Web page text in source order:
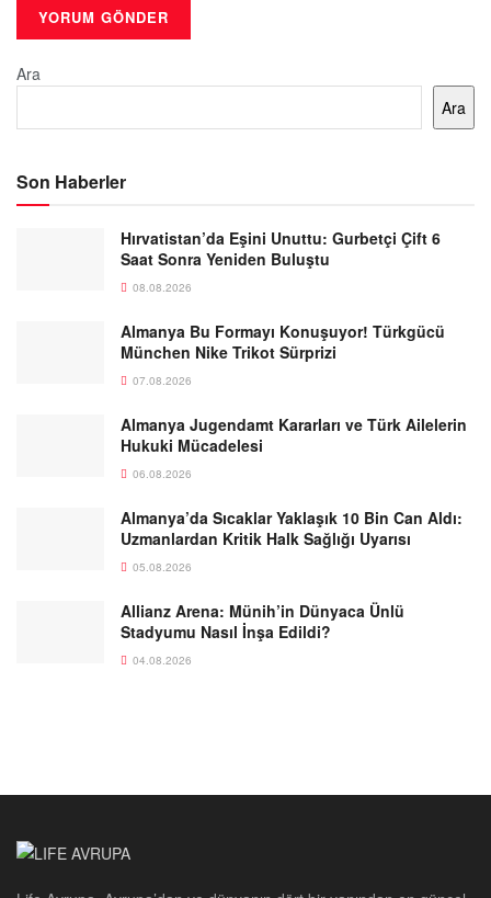
Ara
Ara
Son Haberler
Hırvatistan’da Eşini Unuttu: Gurbetçi Çift 6
Saat Sonra Yeniden Buluştu
08.08.2026
Almanya Bu Formayı Konuşuyor! Türkgücü
München Nike Trikot Sürprizi
07.08.2026
Almanya Jugendamt Kararları ve Türk Ailelerin
Hukuki Mücadelesi
06.08.2026
Almanya’da Sıcaklar Yaklaşık 10 Bin Can Aldı:
Uzmanlardan Kritik Halk Sağlığı Uyarısı
05.08.2026
Allianz Arena: Münih’in Dünyaca Ünlü
Stadyumu Nasıl İnşa Edildi?
04.08.2026